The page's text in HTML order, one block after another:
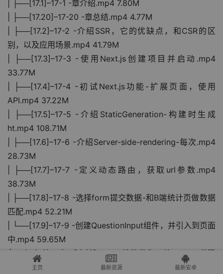
| ├──[17.1]–17-1 -章介绍.mp4 7.80M
| ├──[17.20]–17-20 -章总结.mp4 4.77M
| ├──[17.2]–17-2 -介绍SSR，它的优缺点，和CSR的区
别，以及应用场景.mp4 41.79M
| ├──[17.3]–17-3 -使用Next.js创建项目并启动.mp4
33.77M
| ├──[17.4]–17-4 -初试Next.js功能-扩展页面，使用
API.mp4 37.22M
| ├──[17.5]–17-5 -介绍StaticGeneration-构建时生成
ht.mp4 108.71M
| ├──[17.6]–17-6 -介绍Server-side-rendering-每次.mp4
28.73M
| ├──[17.7]–17-7 -定义动态路由，获取url参数.mp4
38.73M
| ├──[17.8]–17-8 -选择form提交数据-和B端统计页做数据
匹配.mp4 52.21M
| └──[17.9]–17-9 -创建QuestionInput组件，并引入到页面
中.mp4 59.65M
├──{18}–第18章 【实战】React性能优化 – 将 main.js代码
| ├──[18.10]–18-10 -章总结.mp4 2.92M
主页 最新资源 最新安卓